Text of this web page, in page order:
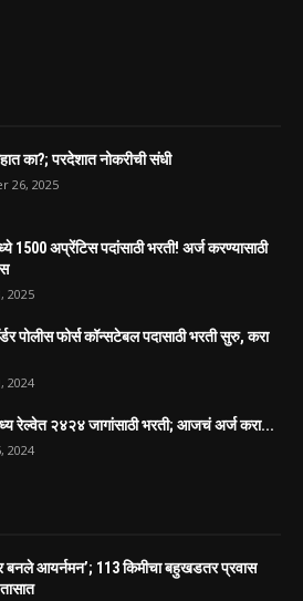
का?; परदेशात नोकरीची संधी
26, 2025
1500 अप्रेंटिस पदांसाठी भरती! अर्ज करण्यासाठी
2025
पोलीस फोर्स कॉन्सटेबल पदासाठी भरती सुरु, करा
2024
रेल्वेत २४२४ जागांसाठी भरती; आजचं अर्ज करा...
2024
बनले आयर्नमन’; 113 किमीचा बहुखडतर प्रवास